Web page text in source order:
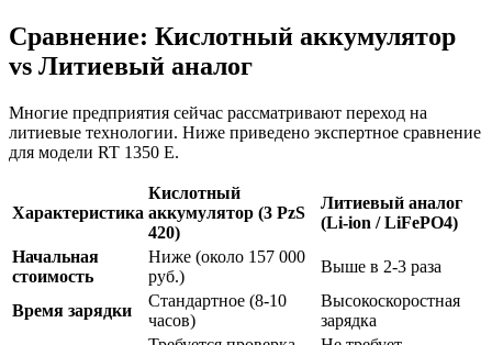
Сравнение: Кислотный аккумулятор
vs Литиевый аналог
Многие предприятия сейчас рассматривают переход на
литиевые технологии. Ниже приведено экспертное сравнение
для модели RT 1350 E.
Характеристика
Кислотный
аккумулятор (3 PzS
420)
Литиевый аналог
(Li-ion / LiFePO4)
Начальная
стоимость
Ниже (около 157 000
руб.)
Выше в 2-3 раза
Время зарядки
Стандартное (8-10
часов)
Высокоскоростная
зарядка